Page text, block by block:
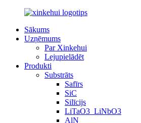
Sākums
Uzņēmums
Par Xinkehui
Lejupielādēt
Produkti
Substrāts
Safīrs
SiC
Silīcijs
LiTaO3_LiNbO3
AlN